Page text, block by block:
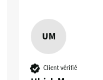
UM
Client vérifié